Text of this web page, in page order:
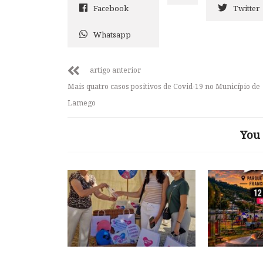
Facebook Twitter
Whatsapp
artigo anterior
Mais quatro casos positivos de Covid-19 no Município de
Lamego